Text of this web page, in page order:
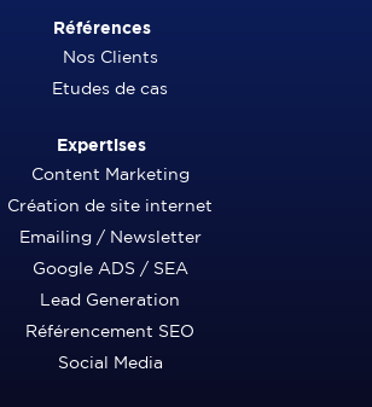
Références
Nos Clients
Etudes de cas
Expertises
Content Marketing
Création de site internet
Emailing / Newsletter
Google ADS / SEA
Lead Generation
Référencement SEO
Social Media